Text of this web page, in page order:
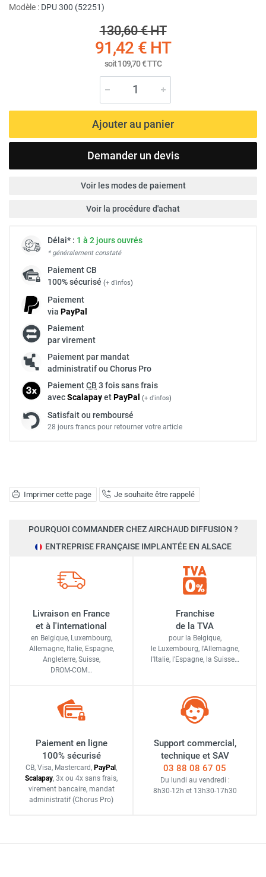
Imprimer cette page Je souhaite être rappelé
Modèle : DPU 300 (52251)
130,60 €HT
91,42 €HT
soit109,70 €TTC
Ajouter au panier
Demander un devis
Voir les modes de paiement
Voir la procédure d'achat
Délai* : 1 à 2 jours ouvrés
* généralement constaté
PaiementCB
100% sécurisé (+ d'infos)
Paiement
via PayPal
Paiement
par virement
Paiement par mandat
administratif ou Chorus Pro
PaiementCB 3 fois sans frais
avecScalapayetPayPal (+ d'infos)
Satisfait ou remboursé
28 jours francs pour retourner votre article
POURQUOI COMMANDER CHEZ AIRCHAUD DIFFUSION ?
ENTREPRISE FRANÇAISE IMPLANTÉE EN ALSACE
Livraison en France
et à l'international
en Belgique, Luxembourg,
Allemagne, Italie, Espagne,
Angleterre, Suisse,
DROM-COM…
Franchise
de la TVA
pour la Belgique,
le Luxembourg, l'Allemagne,
l'Italie, l'Espagne, la Suisse…
Paiement en ligne
100% sécurisé
CB, Visa, Mastercard, PayPal ,
Scalapay, 3x ou 4x sans frais,
virement bancaire, mandat
administratif (Chorus Pro)
Support commercial,
technique et SAV
03 88 08 67 05
Du lundi au vendredi :
8h30-12h et 13h30-17h30